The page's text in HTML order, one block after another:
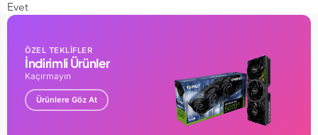
Evet
Pil Tipi
Ağırlık
53 gr
GARANTİ SÜRESİ : 24 AY
ÖZEL TEKLİFLER
İndirimli Ürünler
Kaçırmayın
Ürünlere Göz At